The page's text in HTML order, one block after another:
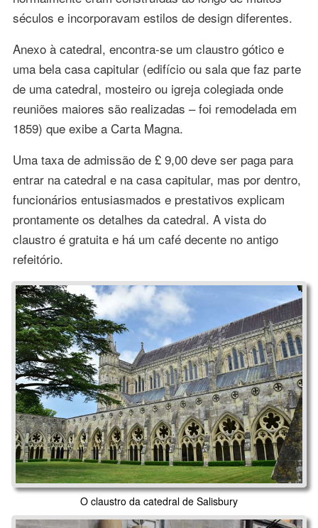
séculos e incorporavam estilos de design diferentes.
Anexo à catedral, encontra-se um claustro gótico e
uma bela casa capitular (edifício ou sala que faz parte
de uma catedral, mosteiro ou igreja colegiada onde
reuniões maiores são realizadas – foi remodelada em
1859) que exibe a Carta Magna.
Uma taxa de admissão de £ 9,00 deve ser paga para
entrar na catedral e na casa capitular, mas por dentro,
funcionários entusiasmados e prestativos explicam
prontamente os detalhes da catedral. A vista do
claustro é gratuita e há um café decente no antigo
refeitório.
O claustro da catedral de Salisbury